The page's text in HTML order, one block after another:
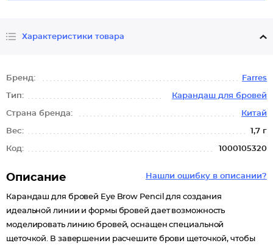
Характеристики товара
Бренд: Farres
Тип: Карандаш для бровей
Страна бренда: Китай
Вес: 1,7 г
Код: 1000105320
Нашли ошибку в описании?
Описание
Карандаш для бровей Eye Brow Pencil для создания
идеальной линии и формы бровей дает возможность
моделировать линию бровей, оснащен специальной
щеточкой. В завершении расчешите брови щеточкой, чтобы